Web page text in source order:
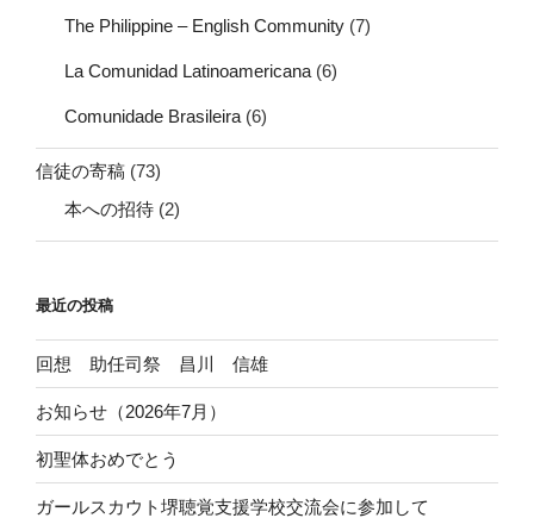
The Philippine – English Community (7)
La Comunidad Latinoamericana (6)
Comunidade Brasileira (6)
信徒の寄稿 (73)
本への招待 (2)
最近の投稿
回想 助任司祭 昌川 信雄
お知らせ（2026年7月）
初聖体おめでとう
ガールスカウト堺聴覚支援学校交流会に参加して